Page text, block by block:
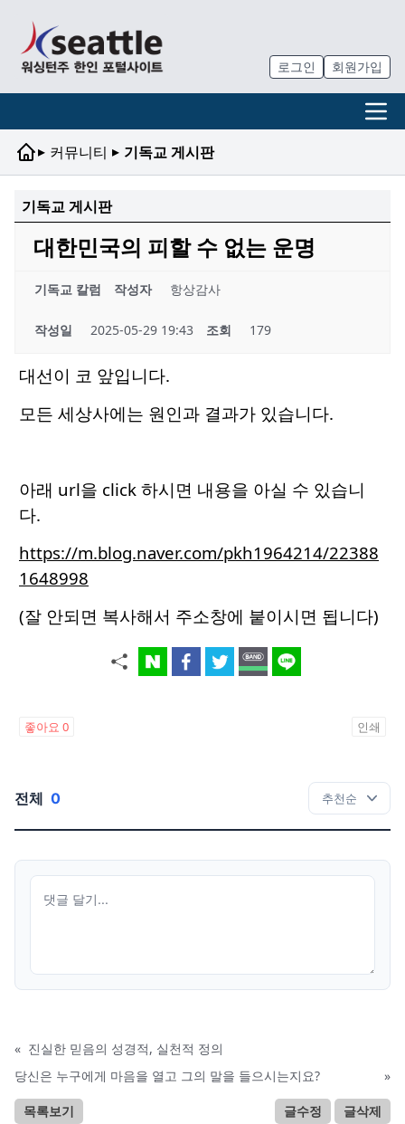
로그인 회원가입
▸ 커뮤니티 ▸ 기독교 게시판
기독교 게시판
대한민국의 피할 수 없는 운명
기독교 칼럼 작성자 항상감사
작성일 2025-05-29 19:43 조회 179
대선이 코 앞입니다.
모든 세상사에는 원인과 결과가 있습니다.
아래 url을 click 하시면 내용을 아실 수 있습니
다.
https://m.blog.naver.com/pkh1964214/22388
1648998
(잘 안되면 복사해서 주소창에 붙이시면 됩니다)
좋아요 0 인쇄
전체 0
« 진실한 믿음의 성경적, 실천적 정의
당신은 누구에게 마음을 열고 그의 말을 들으시는지요?
»
목록보기 글수정 글삭제